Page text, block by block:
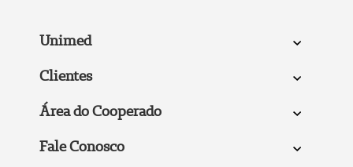
Unimed
Clientes
Área do Cooperado
Fale Conosco